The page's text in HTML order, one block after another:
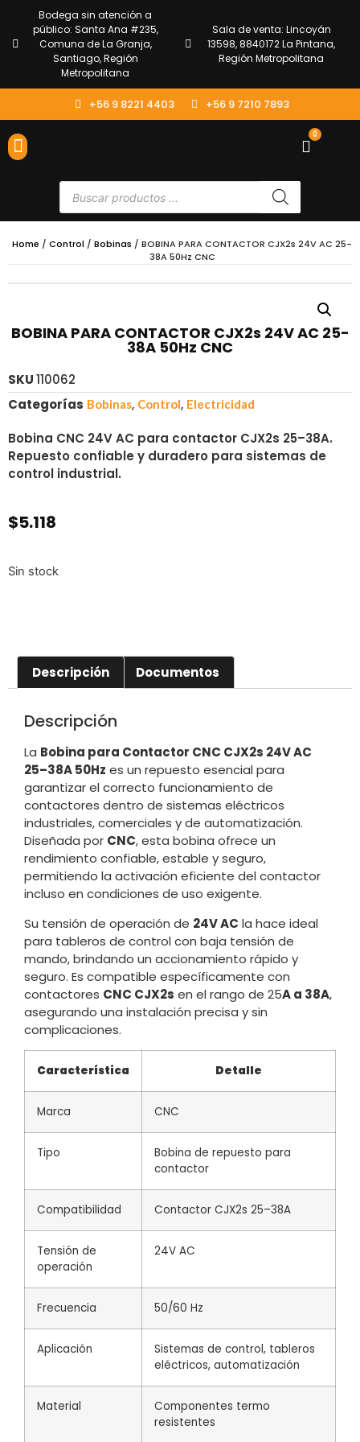
Bodega sin atención a
público: Santa Ana #235,
Comuna de La Granja,
Santiago, Región
Metropolitana
Sala de venta: Lincoyán
13598, 8840172 La Pintana,
Región Metropolitana
+56 9 8221 4403 +56 9 7210 7893
0
Home / Control / Bobinas / BOBINA PARA CONTACTOR CJX2s 24V AC 25-
38A 50Hz CNC
BOBINA PARA CONTACTOR CJX2s 24V AC 25-
38A 50Hz CNC
SKU110062
Categorías Bobinas, Control, Electricidad
Bobina CNC 24V AC para contactor CJX2s 25–38A.
Repuesto confiable y duradero para sistemas de
control industrial.
$5.118
Sin stock
Descripción Documentos
Descripción
La Bobina para Contactor CNC CJX2s 24V AC
25–38A 50Hz es un repuesto esencial para
garantizar el correcto funcionamiento de
contactores dentro de sistemas eléctricos
industriales, comerciales y de automatización.
Diseñada por CNC, esta bobina ofrece un
rendimiento confiable, estable y seguro,
permitiendo la activación eficiente del contactor
incluso en condiciones de uso exigente.
Su tensión de operación de 24V AC la hace ideal
para tableros de control con baja tensión de
mando, brindando un accionamiento rápido y
seguro. Es compatible específicamente con
contactores CNC CJX2s en el rango de 25A a 38A,
asegurando una instalación precisa y sin
complicaciones.
Característica Detalle
Marca CNC
Tipo
Bobina de repuesto para
contactor
Compatibilidad Contactor CJX2s 25–38A
Tensión de
operación
24V AC
Frecuencia 50/60 Hz
Aplicación
Sistemas de control, tableros
eléctricos, automatización
Material
Componentes termo
resistentes